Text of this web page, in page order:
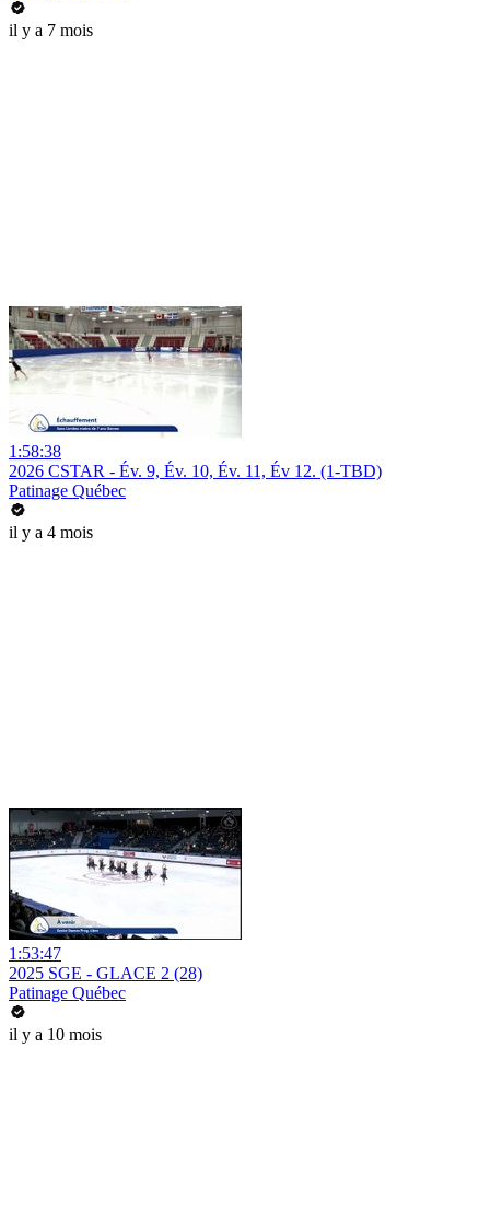
il y a 7 mois
1:58:38
2026 CSTAR - Év. 9, Év. 10, Év. 11, Év 12. (1-TBD)
Patinage Québec
il y a 4 mois
1:53:47
2025 SGE - GLACE 2 (28)
Patinage Québec
il y a 10 mois